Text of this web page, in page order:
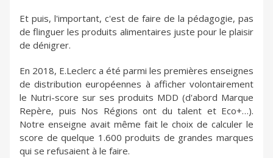
Et puis, l'important, c'est de faire de la pédagogie, pas
de flinguer les produits alimentaires juste pour le plaisir
de dénigrer.
En 2018, E.Leclerc a été parmi les premières enseignes
de distribution européennes à afficher volontairement
le Nutri-score sur ses produits MDD (d'abord Marque
Repère, puis Nos Régions ont du talent et Eco+…).
Notre enseigne avait même fait le choix de calculer le
score de quelque 1.600 produits de grandes marques
qui se refusaient à le faire.